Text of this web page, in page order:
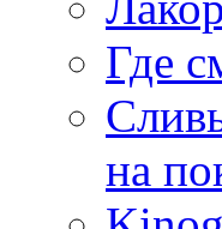
Где
на